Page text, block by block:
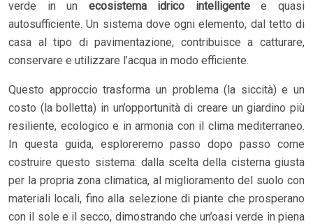
verde in un ecosistema idrico intelligentee quasi
autosufficiente. Un sistema dove ogni elemento, dal tetto di
casa al tipo di pavimentazione, contribuisce a catturare,
conservare e utilizzare l’acqua in modo efficiente.
Questo approccio trasforma un problema (la siccità) e un
costo (la bolletta) in un’opportunità di creare un giardino più
resiliente, ecologico e in armonia con il clima mediterraneo.
In questa guida, esploreremo passo dopo passo come
costruire questo sistema: dalla scelta della cisterna giusta
per la propria zona climatica, al miglioramento del suolo con
materiali locali, fino alla selezione di piante che prosperano
con il sole e il secco, dimostrando che un’oasi verde in piena